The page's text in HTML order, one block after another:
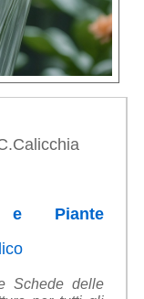
e Piante
Schede delle